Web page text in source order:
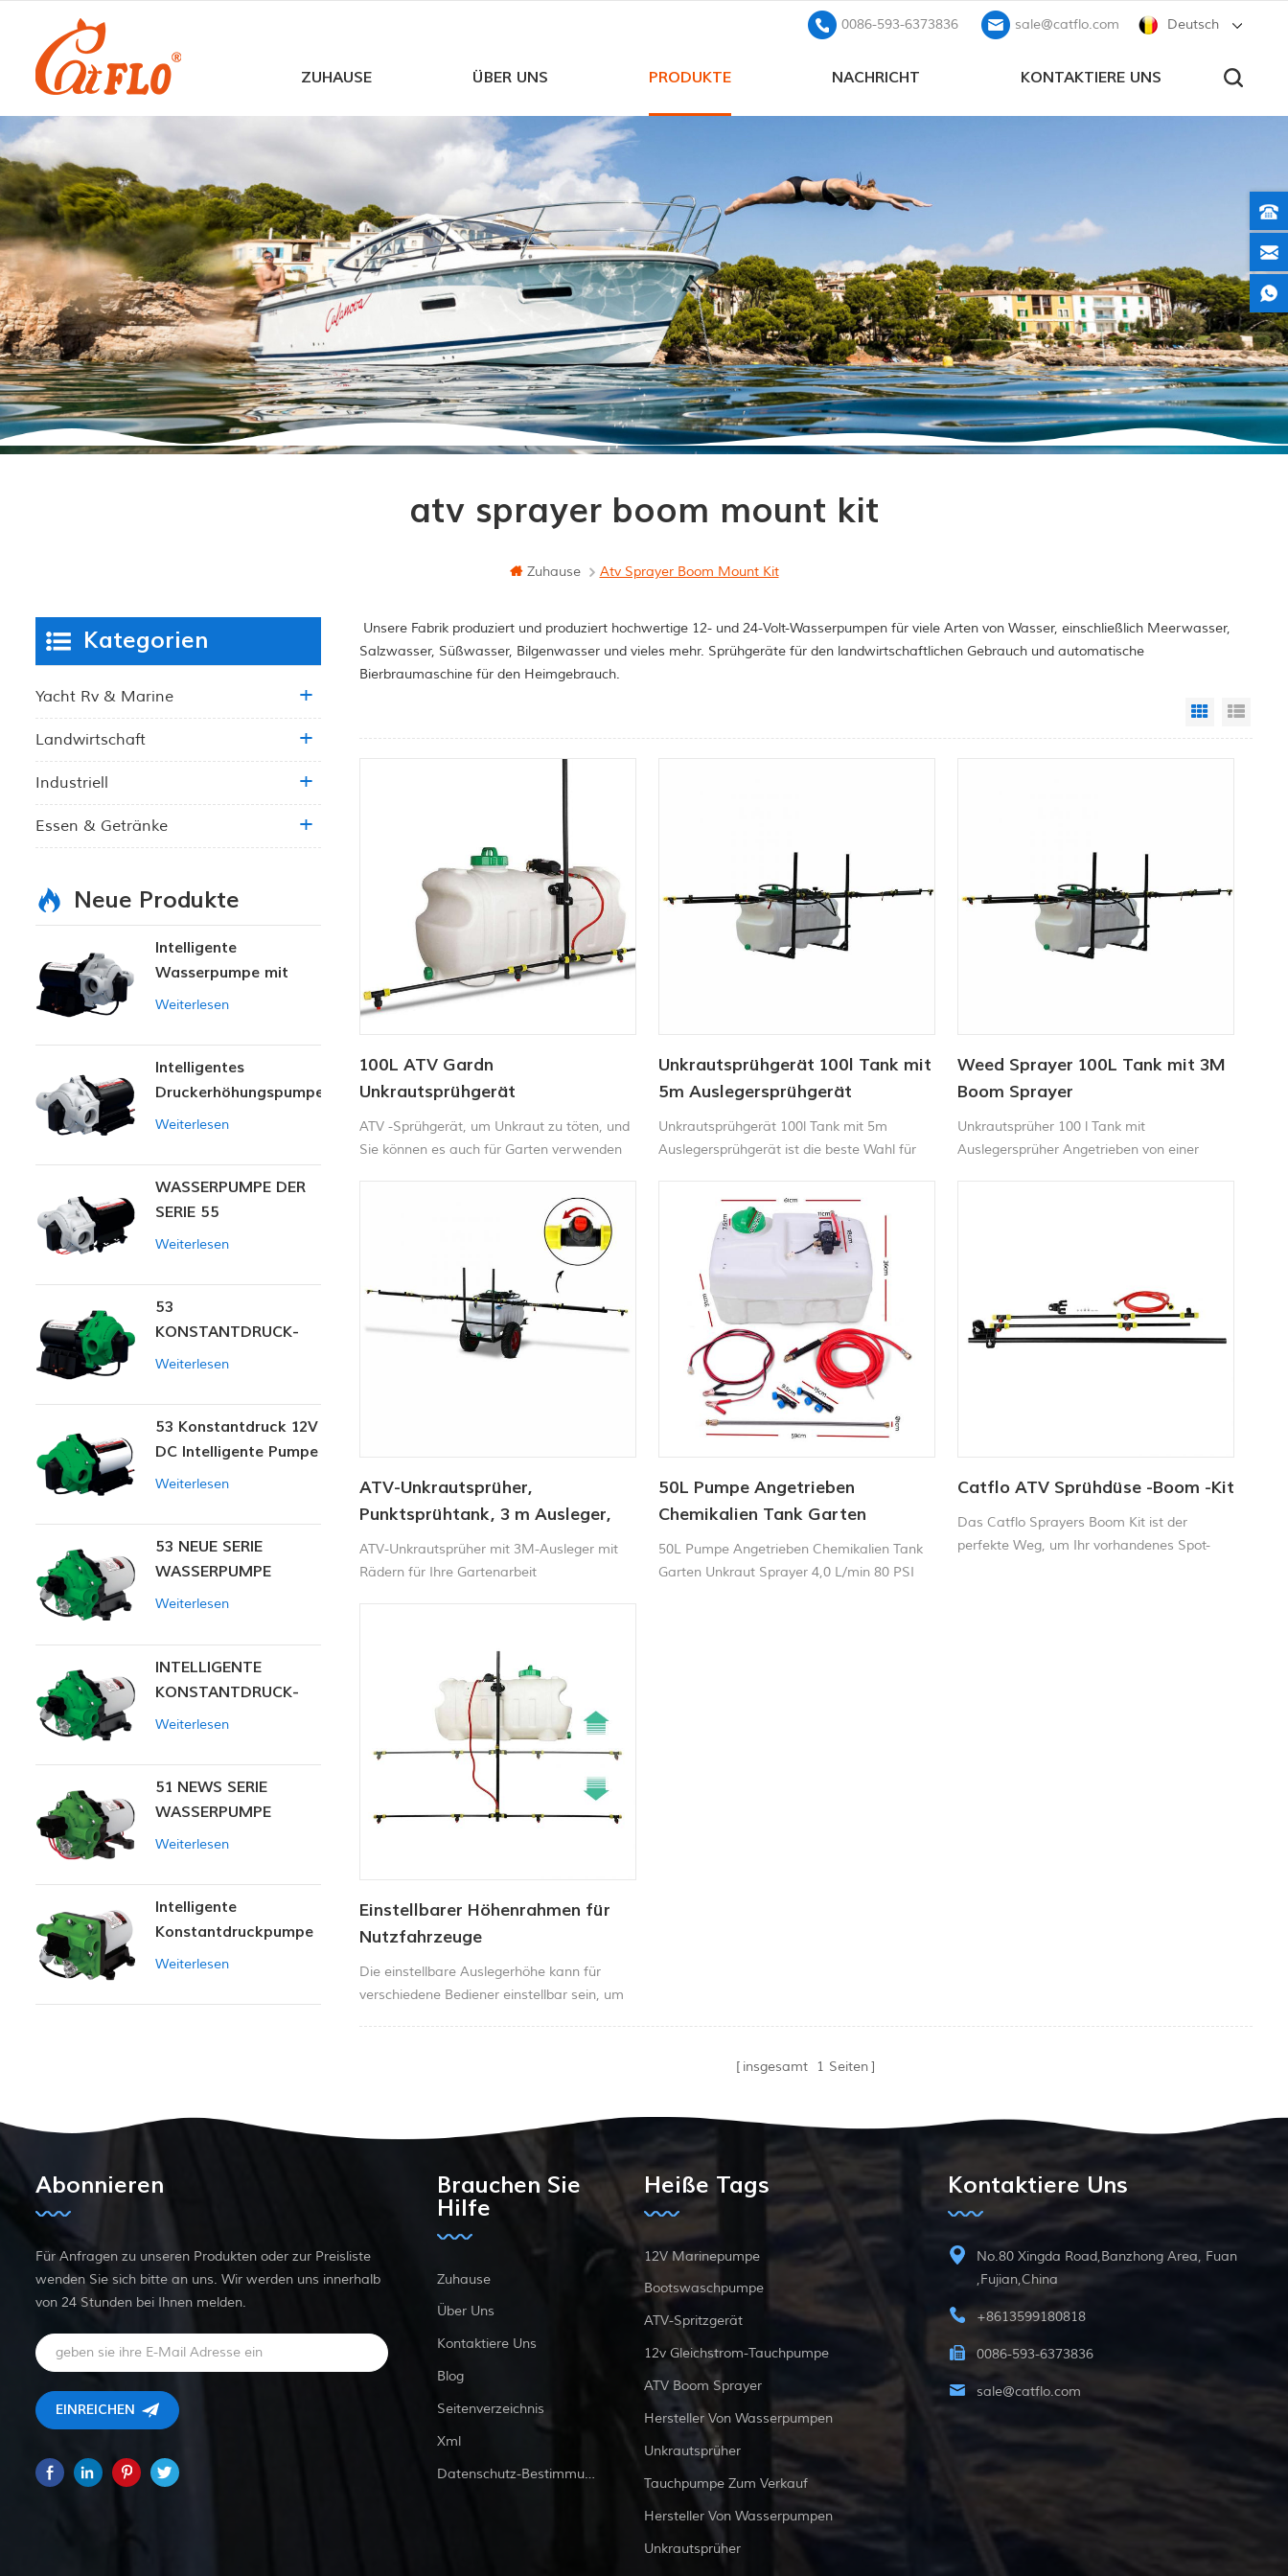
Deutsch
0086-593-6373836 sale@catflo.com
ZUHAUSE ÜBER UNS PRODUKTE NACHRICHT KONTAKTIERE UNS
atv sprayer boom mount kit
Zuhause Atv Sprayer Boom Mount Kit
Unsere Fabrik produziert und produziert hochwertige 12- und 24-Volt-Wasserpumpen für viele Arten von Wasser, einschließlich Meerwasser,
Salzwasser, Süßwasser, Bilgenwasser und vieles mehr. Sprühgeräte für den landwirtschaftlichen Gebrauch und automatische
Bierbraumaschine für den Heimgebrauch.
Grid View
100L ATV Gardn
Unkrautsprühgerät
ATV -Sprühgerät, um Unkraut zu töten, und
Sie können es auch für Garten verwenden
Unkrautsprühgerät 100l Tank mit
5m Auslegersprühgerät
Unkrautsprühgerät 100l Tank mit 5m
Auslegersprühgerät ist die beste Wahl für
Weed Sprayer 100L Tank mit 3M
Boom Sprayer
Unkrautsprüher 100 l Tank mit
Auslegersprüher Angetrieben von einer
einem Geländefahrzeug (ATV) oder
ähnlichen Fahrzeugen montiert ist, nutzt er
se4
ATV-Unkrautsprüher,
Punktsprühtank, 3 m Ausleger,
SPRAYER-100L-BOOM-3M-CART
ATV-Unkrautsprüher mit 3M-Ausleger mit
Rädern für Ihre Gartenarbeit
50L Pumpe Angetrieben
Chemikalien Tank Garten
Unkraut Sprayer 4,0 L/min 80 PSI
Druck
50L Pumpe Angetrieben Chemikalien Tank
Garten Unkraut Sprayer 4,0 L/min 80 PSI
Catflo ATV Sprühdüse -Boom -Kit
Das Catflo Sprayers Boom Kit ist der
perfekte Weg, um Ihr vorhandenes Spot-
Einstellbarer Höhenrahmen für
Nutzfahrzeuge
Die einstellbare Auslegerhöhe kann für
verschiedene Bediener einstellbar sein, um
insgesamt
1 Seiten
Kategorien
Yacht Rv & Marine
Landwirtschaft
Industriell
Essen & Getränke
Neue Produkte
Intelligente
Wasserpumpe mit
variablem Druck
Weiterlesen
Intelligentes
Druckerhöhungspumpen-
Set
Weiterlesen
WASSERPUMPE DER
SERIE 55
Weiterlesen
53
KONSTANTDRUCK-
INTELLIGENTE PUMPE
Weiterlesen
53 Konstantdruck 12V
DC Intelligente Pumpe
Weiterlesen
53 NEUE SERIE
WASSERPUMPE
Weiterlesen
INTELLIGENTE
KONSTANTDRUCK-
MEMBRANPUMPE
Weiterlesen
51 NEWS SERIE
WASSERPUMPE
Weiterlesen
Intelligente
Konstantdruckpumpe
der Serie ZN-42
Weiterlesen
Abonnieren
Für Anfragen zu unseren Produkten oder zur Preisliste
wenden Sie sich bitte an uns. Wir werden uns innerhalb
von 24 Stunden bei Ihnen melden.
Brauchen Sie
Hilfe
Zuhause
Über Uns
Kontaktiere Uns
Blog
Seitenverzeichnis
Xml
Datenschutz-Bestimmungen
Heiße Tags
12V Marinepumpe
Bootswaschpumpe
ATV-Spritzgerät
12v Gleichstrom-Tauchpumpe
ATV Boom Sprayer
Hersteller Von Wasserpumpen
Unkrautsprüher
Tauchpumpe Zum Verkauf
Hersteller Von Wasserpumpen
Unkrautsprüher
Kontaktiere Uns
No.80 Xingda Road,Banzhong Area, Fuan
,Fujian,China
+8613599180818
0086-593-6373836
sale@catflo.com